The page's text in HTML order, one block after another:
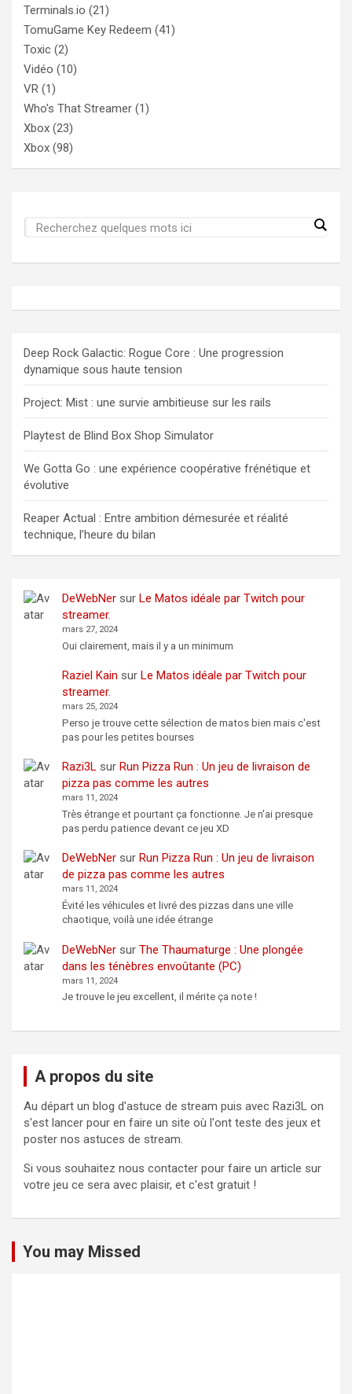
Terminals.io (21)
TomuGame Key Redeem (41)
Toxic (2)
Vidéo (10)
VR (1)
Who's That Streamer (1)
Xbox (23)
Xbox (98)
Deep Rock Galactic: Rogue Core : Une progression
dynamique sous haute tension
Project: Mist : une survie ambitieuse sur les rails
Playtest de Blind Box Shop Simulator
We Gotta Go : une expérience coopérative frénétique et
évolutive
Reaper Actual : Entre ambition démesurée et réalité
technique, l’heure du bilan
DeWebNersur Le Matos idéale par Twitch pour
streamer.
mars 27, 2024
Oui clairement, mais il y a un minimum
Raziel Kain sur Le Matos idéale par Twitch pour
streamer.
mars 25, 2024
Perso je trouve cette sélection de matos bien mais c'est
pas pour les petites bourses
Razi3Lsur Run Pizza Run : Un jeu de livraison de
pizza pas comme les autres
mars 11, 2024
Très étrange et pourtant ça fonctionne. Je n'ai presque
pas perdu patience devant ce jeu XD
DeWebNersur Run Pizza Run : Un jeu de livraison
de pizza pas comme les autres
mars 11, 2024
Évité les véhicules et livré des pizzas dans une ville
chaotique, voilà une idée étrange
DeWebNersur The Thaumaturge : Une plongée
dans les ténèbres envoûtante (PC)
mars 11, 2024
Je trouve le jeu excellent, il mérite ça note !
A propos du site
Au départ un blog d'astuce de stream puis avec Razi3L on
s'est lancer pour en faire un site où l'ont teste des jeux et
poster nos astuces de stream.
Si vous souhaitez nous contacter pour faire un article sur
votre jeu ce sera avec plaisir, et c'est gratuit !
You may Missed